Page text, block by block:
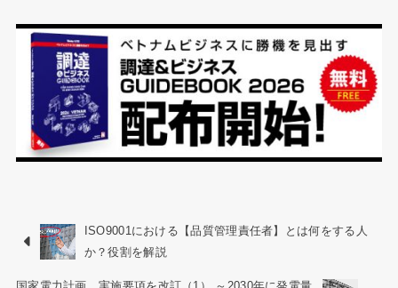
ISO9001における【品質管理責任者】とは何をする人
か？役割を解説